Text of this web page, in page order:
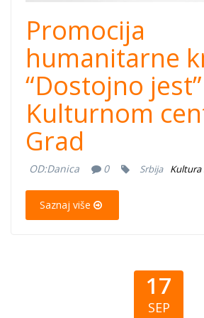
Promocija
humanitarne
“Dostojno
Kulturnom
Grad
OD:Danica 0 Srbija
Saznaj više
17
SEP